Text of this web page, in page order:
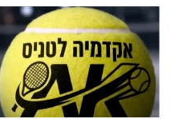
תגים:אשדוד, מעגלים,